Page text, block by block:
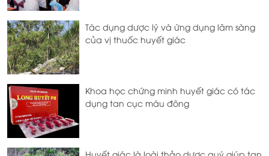
Tác dụng dược lý và ứng dụng lâm sàng
của vị thuốc huyết giác
Khoa học chứng minh huyết giác có tác
dụng tan cục máu đông
Huyết giác là loài thảo dược quý giúp tan